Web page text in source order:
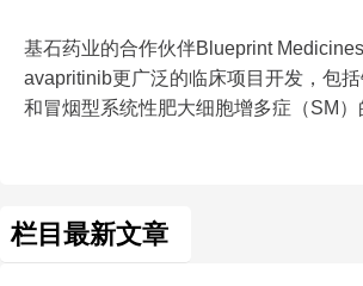
基石药业的合作伙伴Blueprint
avapritinib更广泛的临床项目开发，包
和冒烟型系统性肥大细胞增多症（SM）
栏目最新文章